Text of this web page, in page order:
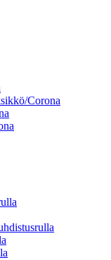
Corona